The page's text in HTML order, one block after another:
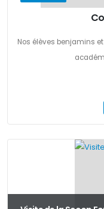
Nos élèves benjamins